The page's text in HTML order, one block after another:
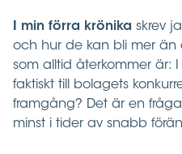
I min förra krönika skrev
och hur de kan bli mer än
som alltid återkommer är:
faktiskt till bolagets
framgång? Det är en
minst i tider av snabb